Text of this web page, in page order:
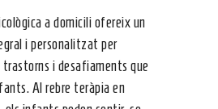
a domicili ofereix un
i personalitzat per
trastorns i desafiaments que
Al rebre teràpia en